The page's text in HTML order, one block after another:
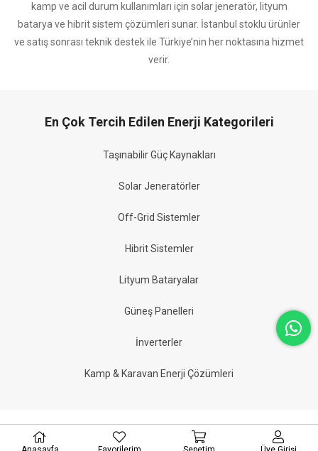
kamp ve acil durum kullanımları için solar jeneratör, lityum
batarya ve hibrit sistem çözümleri sunar. İstanbul stoklu ürünler
ve satış sonrası teknik destek ile Türkiye’nin her noktasına hizmet
verir.
En Çok Tercih Edilen Enerji Kategorileri
Taşınabilir Güç Kaynakları
Solar Jeneratörler
Off-Grid Sistemler
Hibrit Sistemler
Lityum Bataryalar
Güneş Panelleri
İnverterler
Kamp & Karavan Enerji Çözümleri